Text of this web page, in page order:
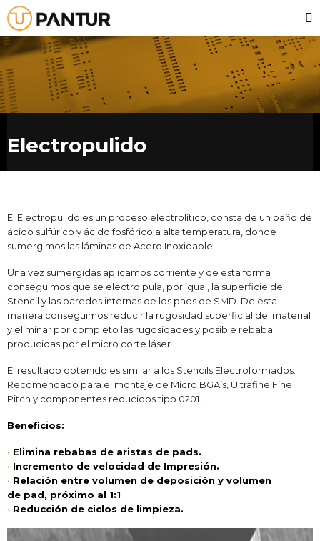
Electropulido
El Electropulido es un proceso electrolítico, consta de un baño de
ácido sulfúrico y ácido fosfórico a altatemperatura, donde
sumergimos las láminas de Acero Inoxidable.
Una vez sumergidas aplicamos corriente y de esta forma
conseguimos que se electro pula, por igual, la superficie del
Stencil y las paredes internas de los pads de SMD. De esta
manera conseguimos reducir la rugosidad superficial del material
y eliminar por completo las rugosidades y posible rebaba
producidas por el micro corte láser.
El resultado obtenido es similar a los Stencils Electroformados.
Recomendado para el montaje de Micro BGA’s, Ultrafine Fine
Pitch y componentes reducidostipo 0201.
Beneficios:
· Elimina rebabas de aristas de pads.
· Incremento de velocidad de Impresión.
· Relación entre volumen de deposición y volumen
de pad, próximo al 1:1
· Reducción de ciclos de limpieza.